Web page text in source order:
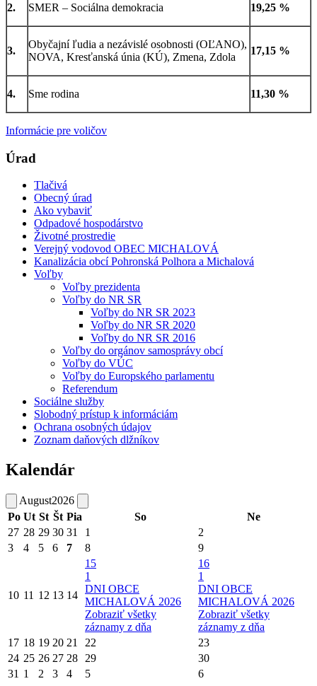
2. SMER – Sociálna demokracia 19,25 %
3.
Obyčajní ľudia a nezávislé osobnosti (OĽANO),
NOVA, Kresťanská únia (KÚ), Zmena, Zdola
17,15 %
4. Sme rodina 11,30 %
Informácie pre voličov
Úrad
Tlačivá
Obecný úrad
Ako vybaviť
Odpadové hospodárstvo
Životné prostredie
Verejný vodovod OBEC MICHALOVÁ
Kanalizácia obcí Pohronská Polhora a Michalová
Voľby
Voľby prezidenta
Voľby do NR SR
Voľby do NR SR 2023
Voľby do NR SR 2020
Voľby do NR SR 2016
Voľby do orgánov samosprávy obcí
Voľby do VÚC
Voľby do Europského parlamentu
Referendum
Sociálne služby
Slobodný prístup k informáciám
Ochrana osobných údajov
Zoznam daňových dlžníkov
Kalendár
August2026
Po Ut St Št Pia So
Ne
27 28 29 30 31 1
2
3
4 5 6 7 8 9
10 11 12 13 14
15
1
DNI OBCE
MICHALOVÁ 2026
Zobraziť všetky
záznamy z dňa
16
1
DNI OBCE
MICHALOVÁ 2026
Zobraziť všetky
záznamy z dňa
17 18 19 20 21 22
23
24 25 26 27 28 29
30
31 1 2 3 4 5 6